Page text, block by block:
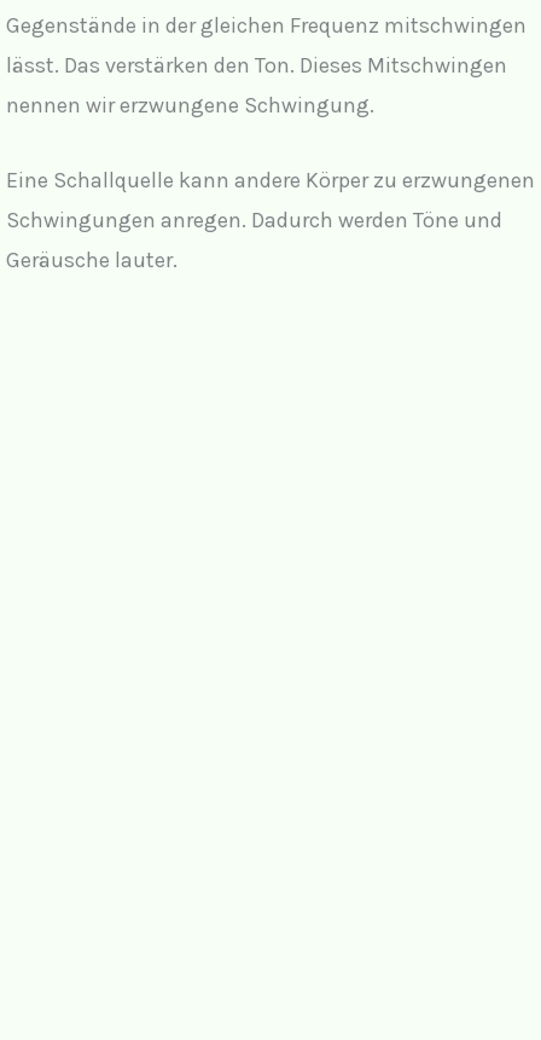
Gegenstände in der gleichen Frequenz mitschwingen
lässt. Das verstärken den Ton. Dieses Mitschwingen
nennen wir erzwungene Schwingung.
Eine Schallquelle kann andere Körper zu erzwungenen
Schwingungen anregen. Dadurch werden Töne und
Geräusche lauter.